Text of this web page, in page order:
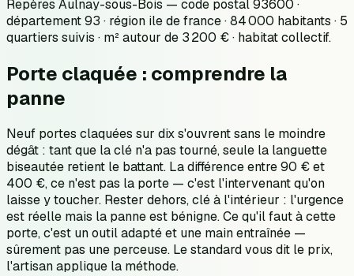
Repères Aulnay-sous-Bois — code postal 93600 ·
département 93 · région ile de france · 84 000 habitants · 5
quartiers suivis · m² autour de 3 200 € · habitat collectif.
Porte claquée : comprendre la
panne
Neuf portes claquées sur dix s'ouvrent sans le moindre
dégât : tant que la clé n'a pas tourné, seule la languette
biseautée retient le battant. La différence entre 90 € et
400 €, ce n'est pas la porte — c'est l'intervenant qu'on
laisse y toucher. Rester dehors, clé à l'intérieur : l'urgence
est réelle mais la panne est bénigne. Ce qu'il faut à cette
porte, c'est un outil adapté et une main entraînée —
sûrement pas une perceuse. Le standard vous dit le prix,
l'artisan applique la méthode.